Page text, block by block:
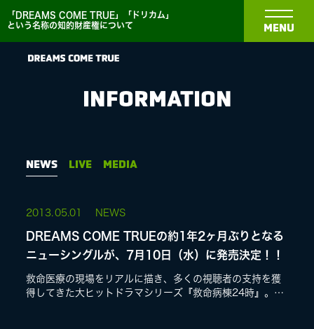
「DREAMS COME TRUE」「ドリカム」
という名称の知的財産権について
MENU
DISCOGRAPHY
MEDIA
INFORMATION
NEWS LIVE MEDIA
2013. 05.01 NEWS
DREAMS COME TRUEの約1年2ヶ月ぶりとなる
ニューシングルが、7月10日（水）に発売決定！！
救命医療の現場をリアルに描き、多くの視聴者の支持を獲
得してきた大ヒットドラマシリーズ『救命病棟24時』。そ